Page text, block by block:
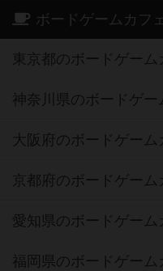
ボードゲームカフ
東京都のボードゲーム
神奈川県のボードゲー
大阪府のボードゲーム
京都府のボードゲーム
愛知県のボードゲーム
福岡県のボードゲーム